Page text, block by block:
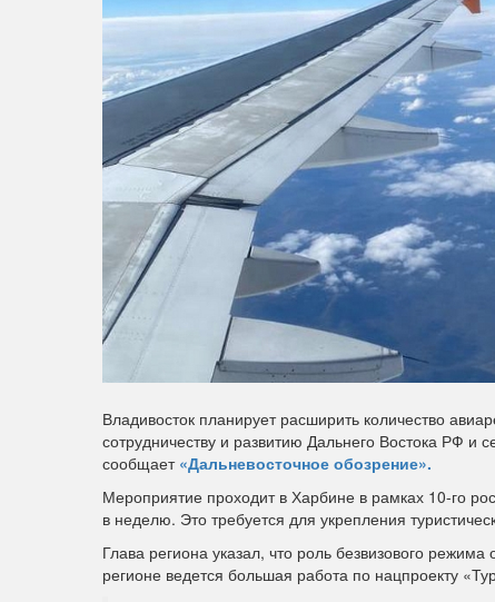
Владивосток планирует расширить количество
сотрудничеству и развитию Дальнего Востока РФ и
сообщает «Дальневосточное обозрение».
Мероприятие проходит в Харбине в рамках 10-го
в неделю. Это требуется для укрепления
Глава региона указал, что роль безвизового
регионе ведется большая работа по нацпроекту